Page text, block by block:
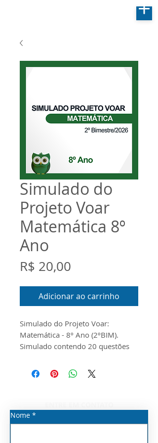
Simulado do
Projeto Voar
Matemática 8º
Ano
R$ 20,00
Adicionar ao carrinho
Simulado do Projeto Voar:
Matemática - 8º Ano (2ºBIM).
Simulado contendo 20 questões
conteúdo das 35 primeiras aulas.
Nome *